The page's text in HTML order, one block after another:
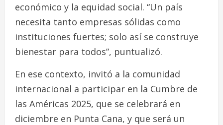
económico y la equidad social. “Un país
necesita tanto empresas sólidas como
instituciones fuertes; solo así se construye
bienestar para todos”, puntualizó.
En ese contexto, invitó a la comunidad
internacional a participar en la Cumbre de
las Américas 2025, que se celebrará en
diciembre en Punta Cana, y que será un